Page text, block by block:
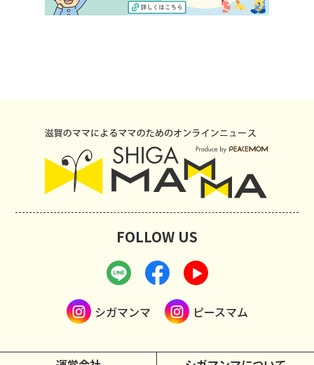
FOLLOW US
シガマンマ ピースマム